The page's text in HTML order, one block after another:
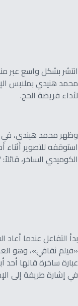
انتشر بشكل واسع عبر
محمد هنيدي بملابس
لأداء فريضة الحج.
وظهر محمد هيندي، في
استوقفه للتصوير أثناء
الكوميدي الساخر،
بدأ التفاعل عندما
عبارة ساخرة قالها أحد
في إشارة طريفة إلى